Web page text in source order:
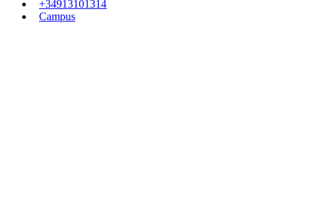
+34913101314
Campus